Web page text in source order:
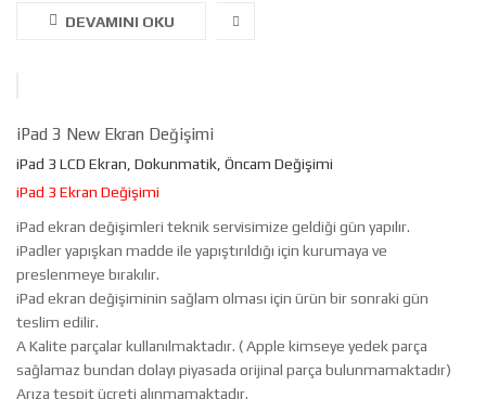
DEVAMINI OKU
iPad 3 New Ekran Değişimi
iPad 3 LCD Ekran, Dokunmatik, Öncam Değişimi
iPad 3 Ekran Değişimi
iPad ekran değişimleri teknik servisimize geldiği gün yapılır.
iPadler yapışkan madde ile yapıştırıldığı için kurumaya ve
preslenmeye bırakılır.
iPad ekran değişiminin sağlam olması için ürün bir sonraki gün
teslim edilir.
A Kalite parçalar kullanılmaktadır. ( Apple kimseye yedek parça
sağlamaz bundan dolayı piyasada orijinal parça bulunmamaktadır)
Arıza tespit ücreti alınmamaktadır.